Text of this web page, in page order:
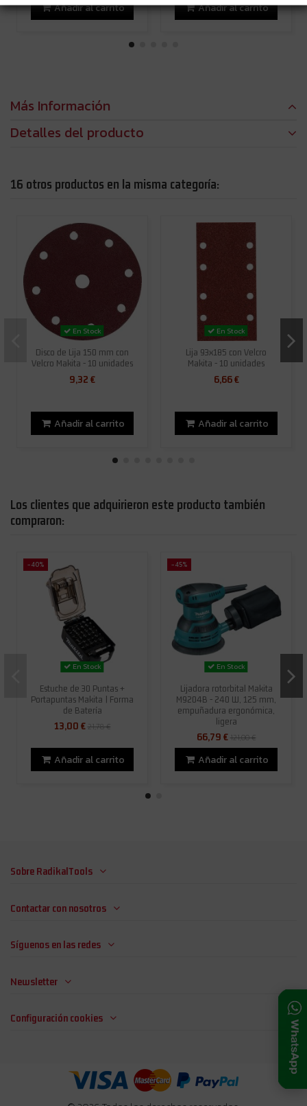
Añadir al carrito Añadir al carrito
Más Información
Detalles del producto
16 otros productos en la misma categoría:
En Stock
Disco de Lija 150 mm con
Velcro Makita - 10 unidades
9,32 €
Añadir al carrito
En Stock
Lija 93x185 con Velcro
Makita - 10 unidades
6,66 €
Añadir al carrito
Los clientes que adquirieron este producto también
compraron:
-40%
En Stock
Estuche de 30 Puntas +
Portapuntas Makita | Forma
de Batería
13,00 €21,78 €
Añadir al carrito
-45%
En Stock
Lijadora rotorbital Makita
M9204B - 240 W, 125 mm,
empuñadura ergonómica,
ligera
66,79 €121,00 €
Añadir al carrito
Sobre RadikalTools
Contactar con nosotros
Síguenos en las redes
Newsletter
Configuración cookies